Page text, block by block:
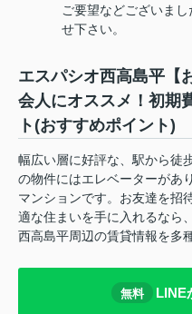
ご要望などございま
せ下さい。
エスパシオ西高島平【
会人にオススメ！初期
ト(おすすめポイント)
幅広い層に好評な、駅から徒
の物件にはエレベーターがあ
マンションです。お友達を招
適な住まいを手に入れるなら
西高島平周辺の賃貸情報を多
無料 LINE